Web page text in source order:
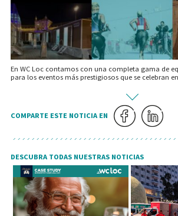
En WC Loc contamos con una completa gama de
para los eventos más prestigiosos que se celebran
COMPARTE ESTE NOTICIA EN
DESCUBRA TODAS NUESTRAS NOTICIAS